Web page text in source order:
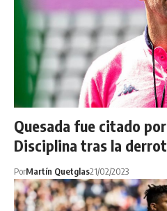
Quesada fue citado
Disciplina tras la
PorMartín Quetglas21/02/2023